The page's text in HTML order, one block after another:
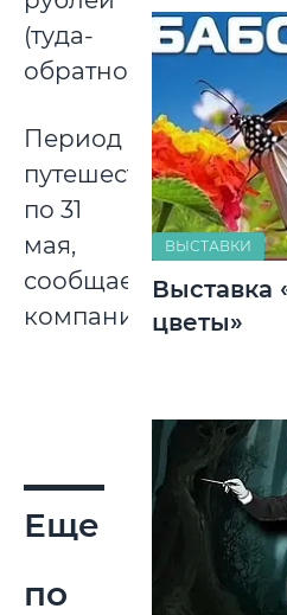
(туда-
обратно).
Период
путешествия:
по 31
мая,
сообщает
компания.
Еще
по
ВЫСТАВКИ
цветы»